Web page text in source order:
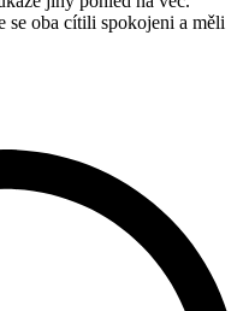
se oba cítili spokojeni a měli